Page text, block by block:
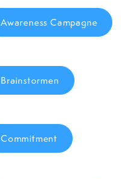
Awareness Campagne
Brainstormen
Commitment